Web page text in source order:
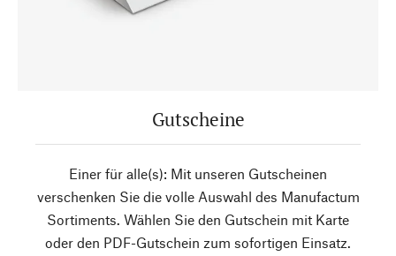
Gutscheine
Einer für alle(s): Mit unseren Gutscheinen
verschenken Sie die volle Auswahl des Manufactum
Sortiments. Wählen Sie den Gutschein mit Karte
oder den PDF-Gutschein zum sofortigen Einsatz.